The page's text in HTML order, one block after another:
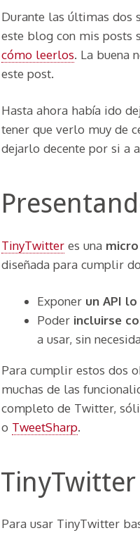
Durante las últimas dos
este blog con mis posts
cómo leerlos. La buena
este post.
Hasta ahora había ido
tener que verlo muy de
dejarlo decente por si a
TinyTwitter es una
diseñada para cumplir
Exponer un API
Poder incluirse
a usar, sin
Para cumplir estos dos
muchas de las
completo de Twitter,
o TweetSharp.
Para usar TinyTwitter